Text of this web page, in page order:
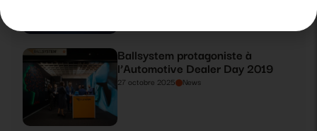
Ballsystem protagoniste à
l’Automotive Dealer Day 2019
27 octobre 2025 News